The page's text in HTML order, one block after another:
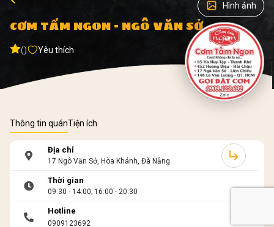
Hình ảnh
CƠM TẤM NGON - NGÔ VĂN SỞ
() Yêu thích
Thông tin quánTiện ích
Địa chỉ
17 Ngô Văn Sở, Hòa Khánh, Đà Nẵng
Thời gian
09:30 - 14:00; 16:00 - 20:30
Hotline
0909123692